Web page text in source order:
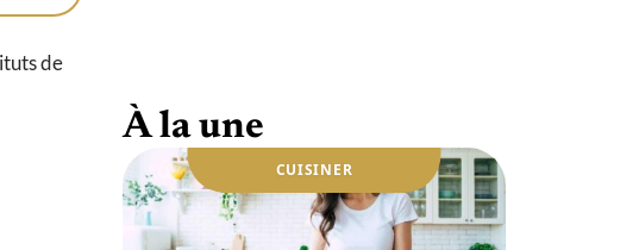
de
À la une
CUISINER